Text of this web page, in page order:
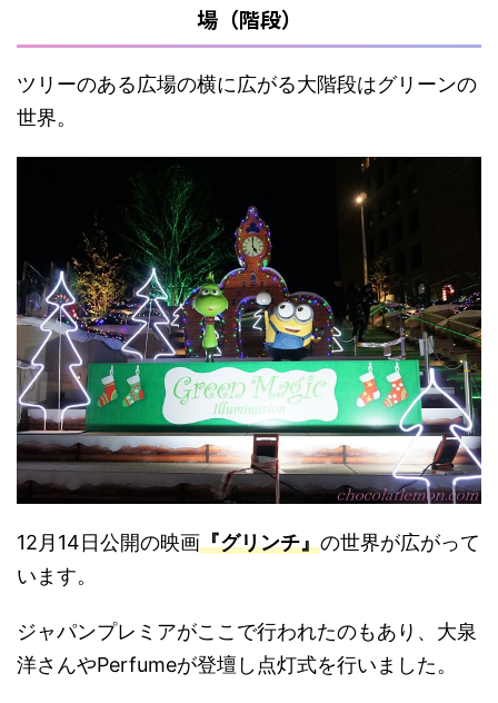
場（階段）
ツリーのある広場の横に広がる大階段はグリーンの
世界。
12月14日公開の映画『グリンチ』の世界が広がって
います。
ジャパンプレミアがここで行われたのもあり、大泉
洋さんやPerfumeが登壇し点灯式を行いました。